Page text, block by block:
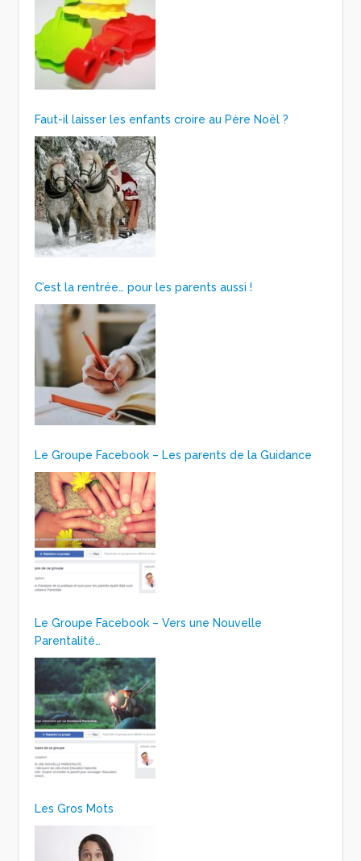
Faut-il laisser les enfants croire au Père Noël ?
C’est la rentrée… pour les parents aussi !
Le Groupe Facebook – Les parents de la Guidance
Le Groupe Facebook – Vers une Nouvelle
Parentalité…
Les Gros Mots